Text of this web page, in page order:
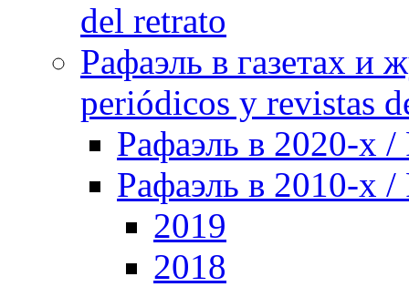
del retrato
Рафаэль в газетах и
periódicos y revistas
Рафаэль в 2020-х /
Рафаэль в 2010-х /
2019
2018